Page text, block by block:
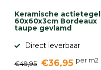
Compleet
tuinproject
Onlinebestrating.nl
Keramische actietegel
60x60x3cm Bordeaux
taupe gevlamd
Direct leverbaar
€49,95 €36,95 per m2